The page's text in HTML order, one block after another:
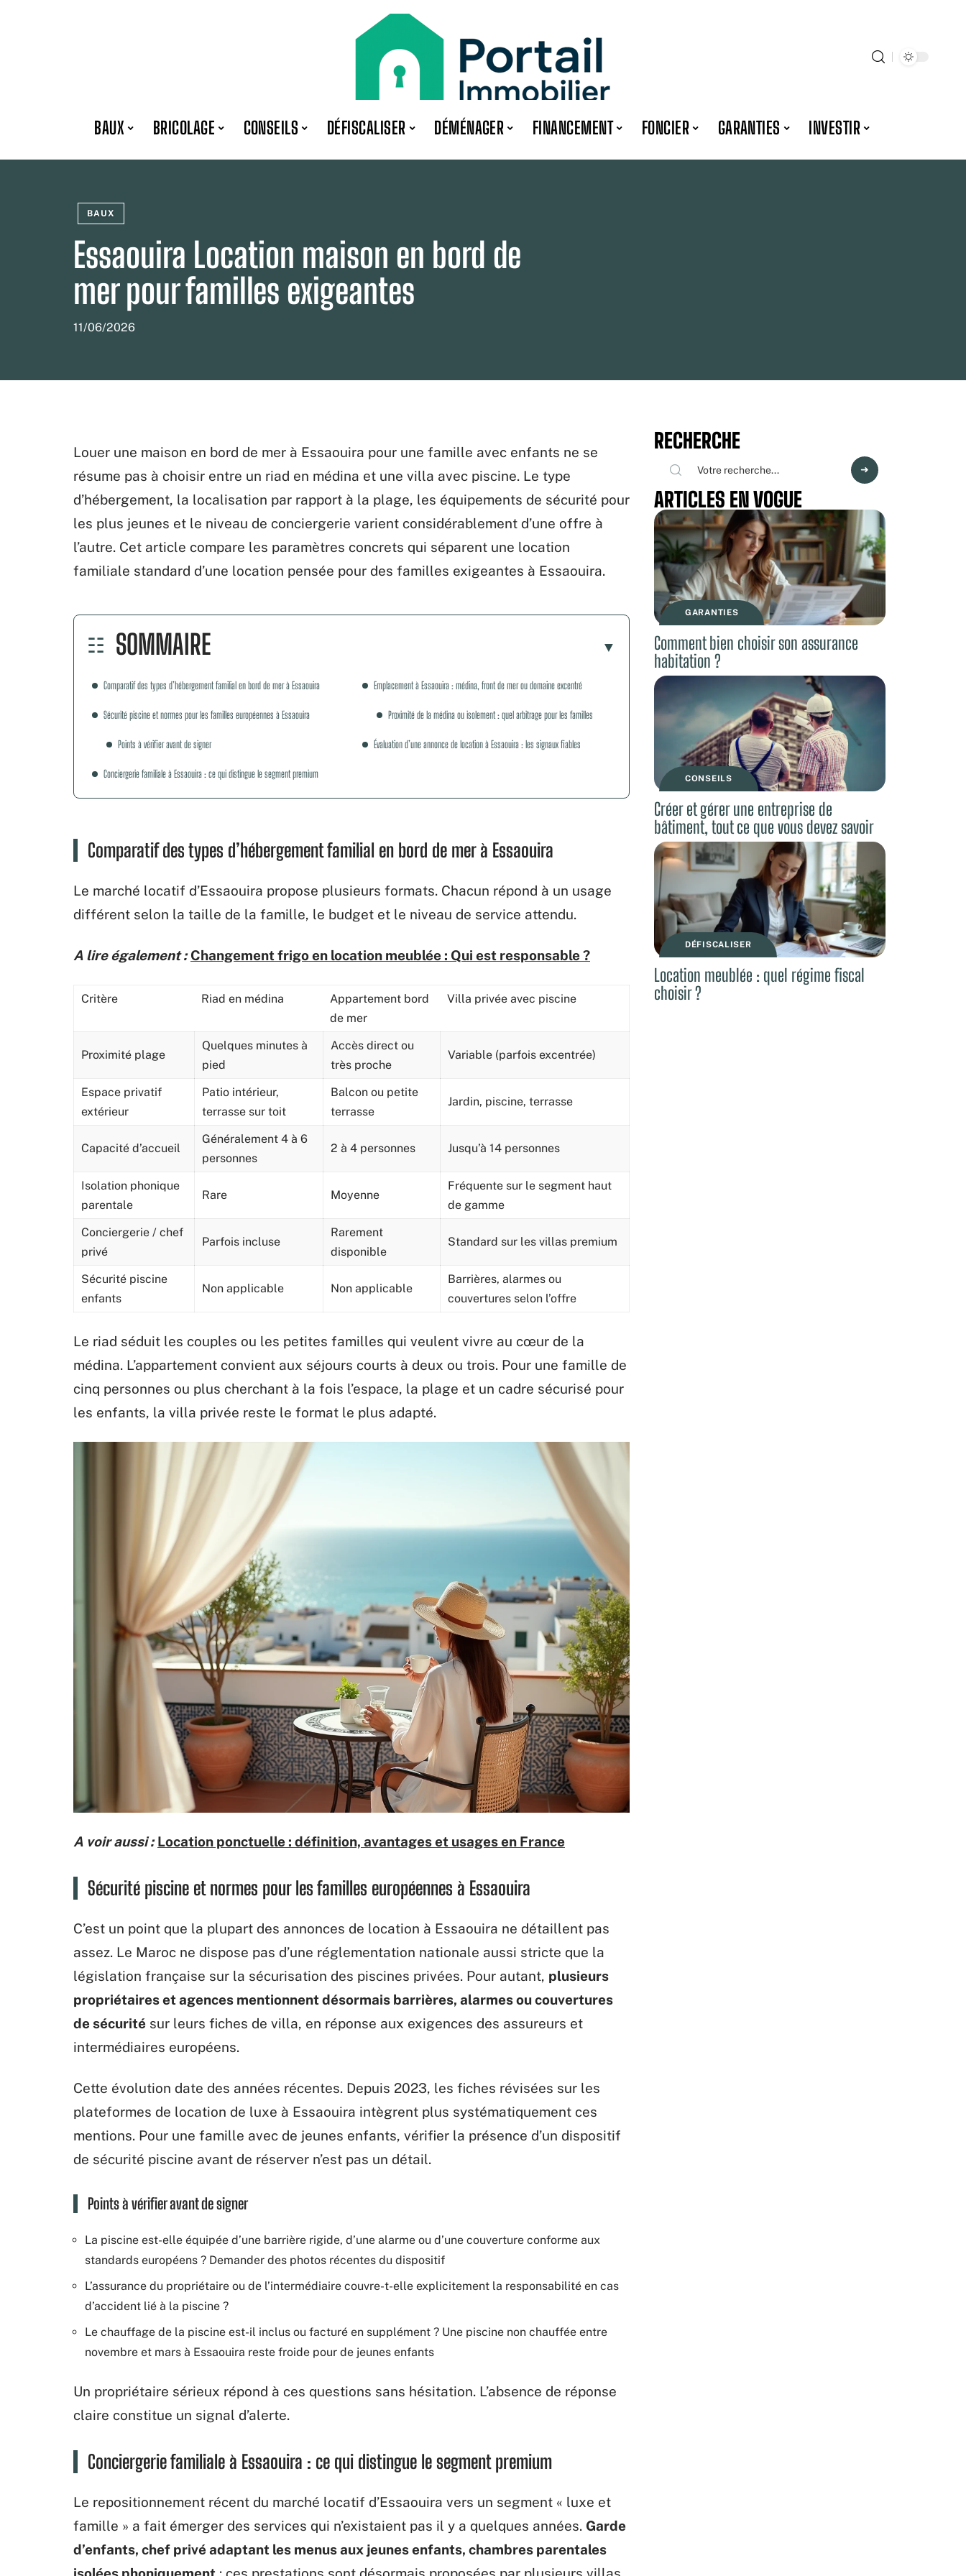
BAUX BRICOLAGE CONSEILS DÉFISCALISER DÉMÉNAGER FINANCEMENT FONCIER GARANTIES INVESTIR
BAUX
Essaouira Location maison en bord de
mer pour familles exigeantes
11/06/2026
Louer une maison en bord de mer à Essaouira pour une famille avec enfants ne se
résume pas à choisir entre un riad en médina et une villa avec piscine. Le type
d’hébergement, la localisation par rapport à la plage, les équipements de sécurité pour
les plus jeunes et le niveau de conciergerie varient considérablement d’une offre à
l’autre. Cet article compare les paramètres concrets qui séparent une location
familiale standard d’une location pensée pour des familles exigeantes à Essaouira.
SOMMAIRE
Comparatif des types d’hébergement familial en bord de mer à Essaouira
Sécurité piscine et normes pour les familles européennes à Essaouira
Points à vérifier avant de signer
Conciergerie familiale à Essaouira : ce qui distingue le segment premium
Emplacement à Essaouira : médina, front de mer ou domaine excentré
Proximité de la médina ou isolement : quel arbitrage pour les familles
Évaluation d’une annonce de location à Essaouira : les signaux fiables
Comparatif des types d’hébergement familial en bord de mer à Essaouira
Le marché locatif d’Essaouira propose plusieurs formats. Chacun répond à un usage
différent selon la taille de la famille, le budget et le niveau de service attendu.
A lire également : Changement frigo en location meublée : Qui est responsable ?
Critère Riad en médina
Appartement bord
de mer
Villa privée avec piscine
Proximité plage
Quelques minutes à
pied
Accès direct ou
très proche
Variable (parfois excentrée)
Espace privatif
extérieur
Patio intérieur,
terrasse sur toit
Balcon ou petite
terrasse
Jardin, piscine, terrasse
Capacité d’accueil
Généralement 4 à 6
personnes
2 à 4 personnes Jusqu’à 14 personnes
Isolation phonique
parentale
Rare Moyenne
Fréquente sur le segment haut
de gamme
Conciergerie / chef
privé
Parfois incluse
Rarement
disponible
Standard sur les villas premium
Sécurité piscine
enfants
Non applicable Non applicable
Barrières, alarmes ou
couvertures selon l’offre
Le riad séduit les couples ou les petites familles qui veulent vivre au cœur de la
médina. L’appartement convient aux séjours courts à deux ou trois. Pour une famille de
cinq personnes ou plus cherchant à la fois l’espace, la plage et un cadre sécurisé pour
les enfants, la villa privée reste le format le plus adapté.
A voir aussi : Location ponctuelle : définition, avantages et usages en France
Sécurité piscine et normes pour les familles européennes à Essaouira
C’est un point que la plupart des annonces de location à Essaouira ne détaillent pas
assez. Le Maroc ne dispose pas d’une réglementation nationale aussi stricte que la
législation française sur la sécurisation des piscines privées. Pour autant, plusieurs
propriétaires et agences mentionnent désormais barrières, alarmes ou couvertures
de sécurité sur leurs fiches de villa, en réponse aux exigences des assureurs et
intermédiaires européens.
Cette évolution date des années récentes. Depuis 2023, les fiches révisées sur les
plateformes de location de luxe à Essaouira intègrent plus systématiquement ces
mentions. Pour une famille avec de jeunes enfants, vérifier la présence d’un dispositif
de sécurité piscine avant de réserver n’est pas un détail.
Points à vérifier avant de signer
La piscine est-elle équipée d’une barrière rigide, d’une alarme ou d’une couverture conforme aux
standards européens ? Demander des photos récentes du dispositif
L’assurance du propriétaire ou de l’intermédiaire couvre-t-elle explicitement la responsabilité en cas
d’accident lié à la piscine ?
Le chauffage de la piscine est-il inclus ou facturé en supplément ? Une piscine non chauffée entre
novembre et mars à Essaouira reste froide pour de jeunes enfants
Un propriétaire sérieux répond à ces questions sans hésitation. L’absence de réponse
claire constitue un signal d’alerte.
Conciergerie familiale à Essaouira : ce qui distingue le segment premium
Le repositionnement récent du marché locatif d’Essaouira vers un segment « luxe et
famille » a fait émerger des services qui n’existaient pas il y a quelques années. Garde
d’enfants, chef privé adaptant les menus aux jeunes enfants, chambres parentales
RECHERCHE
ARTICLES EN VOGUE
GARANTIES
Comment bien choisir son assurance
habitation ?
CONSEILS
Créer et gérer une entreprise de
bâtiment, tout ce que vous devez savoir
DÉFISCALISER
Location meublée : quel régime fiscal
choisir ?